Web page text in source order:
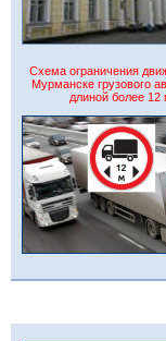
Схема ограничения
Мурманске грузового
длиной более 12